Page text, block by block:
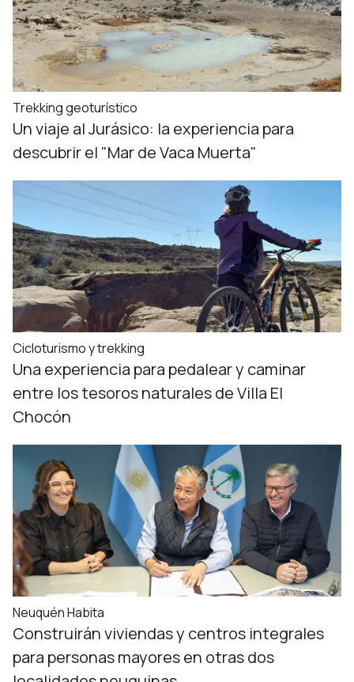
Trekking geoturístico
Un viaje al Jurásico: la experiencia para
descubrir el "Mar de Vaca Muerta"
Cicloturismo y trekking
Una experiencia para pedalear y caminar
entre los tesoros naturales de Villa El
Chocón
Neuquén Habita
Construirán viviendas y centros integrales
para personas mayores en otras dos